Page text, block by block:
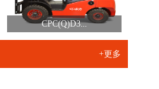
CPC(Q)D3...
+更多